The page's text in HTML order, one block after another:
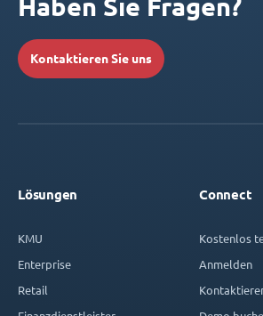
Haben Sie Fragen?
Kontaktieren Sie uns
Lösungen
KMU
Enterprise
Retail
Connect
Kostenlos
Anmelden